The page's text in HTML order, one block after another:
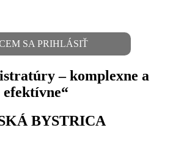
SA PRIHLÁSIŤ
– komplexne a
efektívne“
BYSTRICA